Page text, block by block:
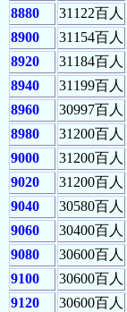
8880
31122百人
8900
31154百人
8920
31184百人
8940
31199百人
8960
30997百人
8980
31200百人
9000
31200百人
9020
31200百人
9040
30580百人
9060
30400百人
9080
30600百人
9100
30600百人
9120
30600百人